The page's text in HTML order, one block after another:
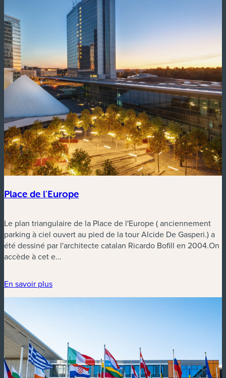
Place de l'Europe
Le plan triangulaire de la Place de l'Europe ( anciennement
parking à ciel ouvert au pied de la tour Alcide De Gasperi.) a
été dessiné par l'architecte catalan Ricardo Bofill en 2004.On
accède à cet e...
En savoir plus